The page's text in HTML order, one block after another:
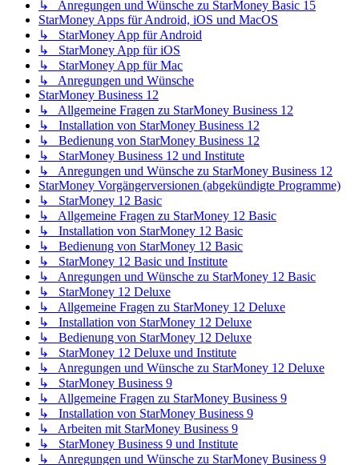
↳ Anregungen und Wünsche zu StarMoney Basic 15
StarMoney Apps für Android, iOS und MacOS
↳ StarMoney App für Android
↳ StarMoney App für iOS
↳ StarMoney App für Mac
↳ Anregungen und Wünsche
StarMoney Business 12
↳ Allgemeine Fragen zu StarMoney Business 12
↳ Installation von StarMoney Business 12
↳ Bedienung von StarMoney Business 12
↳ StarMoney Business 12 und Institute
↳ Anregungen und Wünsche zu StarMoney Business 12
StarMoney Vorgängerversionen (abgekündigte Programme)
↳ StarMoney 12 Basic
↳ Allgemeine Fragen zu StarMoney 12 Basic
↳ Installation von StarMoney 12 Basic
↳ Bedienung von StarMoney 12 Basic
↳ StarMoney 12 Basic und Institute
↳ Anregungen und Wünsche zu StarMoney 12 Basic
↳ StarMoney 12 Deluxe
↳ Allgemeine Fragen zu StarMoney 12 Deluxe
↳ Installation von StarMoney 12 Deluxe
↳ Bedienung von StarMoney 12 Deluxe
↳ StarMoney 12 Deluxe und Institute
↳ Anregungen und Wünsche zu StarMoney 12 Deluxe
↳ StarMoney Business 9
↳ Allgemeine Fragen zu StarMoney Business 9
↳ Installation von StarMoney Business 9
↳ Arbeiten mit StarMoney Business 9
↳ StarMoney Business 9 und Institute
↳ Anregungen und Wünsche zu StarMoney Business 9